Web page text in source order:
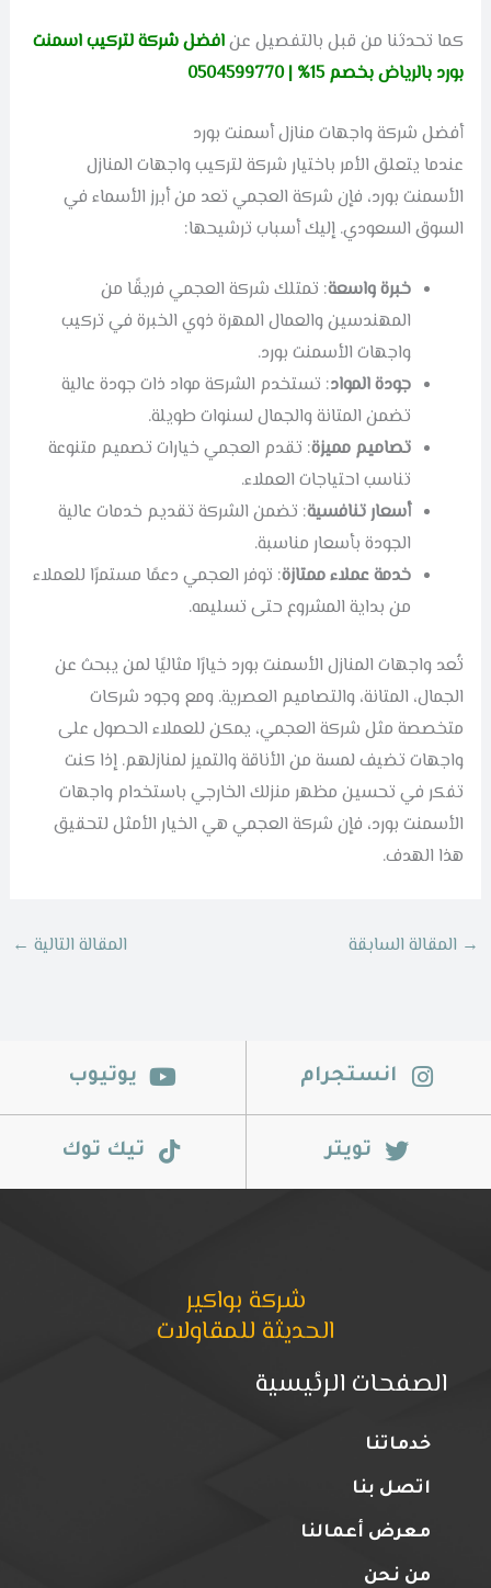
كما تحدثنا من قبل بالتفصيل عنافضل شركة لتركيب اسمنت
بورد بالرياض بخصم 15% | 0504599770
أفضل شركة واجهات منازل أسمنت بورد
عندما يتعلق الأمر باختيار شركة لتركيب واجهات المنازل
الأسمنت بورد، فإن شركة العجمي تعد من أبرز الأسماء في
السوق السعودي. إليك أسباب ترشيحها:
خبرة واسعة: تمتلك شركة العجمي فريقًا من
المهندسين والعمال المهرة ذوي الخبرة في تركيب
واجهات الأسمنت بورد.
جودة المواد: تستخدم الشركة مواد ذات جودة عالية
تضمن المتانة والجمال لسنوات طويلة.
تصاميم مميزة: تقدم العجمي خيارات تصميم متنوعة
تناسب احتياجات العملاء.
أسعار تنافسية: تضمن الشركة تقديم خدمات عالية
الجودة بأسعار مناسبة.
خدمة عملاء ممتازة: توفر العجمي دعمًا مستمرًا للعملاء
من بداية المشروع حتى تسليمه.
تُعد واجهات المنازل الأسمنت بورد خيارًا مثاليًا لمن يبحث عن
الجمال، المتانة، والتصاميم العصرية. ومع وجود شركات
متخصصة مثل شركة العجمي، يمكن للعملاء الحصول على
واجهات تضيف لمسة من الأناقة والتميز لمنازلهم. إذا كنت
تفكر في تحسين مظهر منزلك الخارجي باستخدام واجهات
الأسمنت بورد، فإن شركة العجمي هي الخيار الأمثل لتحقيق
هذا الهدف.
→ المقالة السابقة المقالة التالية ←
انستجرام يوتيوب
تويتر تيك توك
شركة بواكير
الحديثة للمقاولات
الصفحات الرئيسية
خدماتنا
اتصل بنا
معرض أعمالنا
من نحن